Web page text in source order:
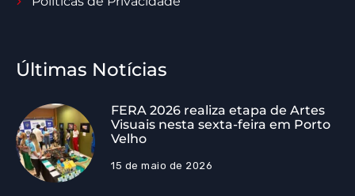
Últimas Notícias
FERA 2026 realiza etapa de Artes
Visuais nesta sexta-feira em Porto
Velho
15 de maio de 2026